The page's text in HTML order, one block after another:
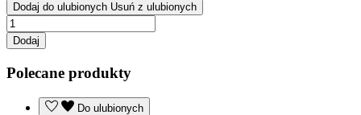
Dodaj do ulubionych Usuń z ulubionych
Dodaj
Polecane produkty
Do ulubionych